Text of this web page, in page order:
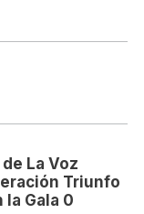
La Voz
Triunfo
la Gala 0